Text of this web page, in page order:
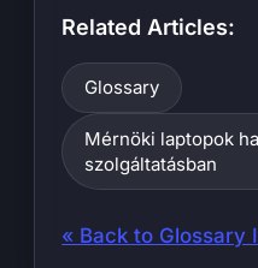
Related Articles:
Glossary
Mérnöki laptopok
szolgáltatásban
« Back to Glossary